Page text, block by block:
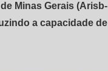
Minas Gerais (Arisb-
a capacidade de